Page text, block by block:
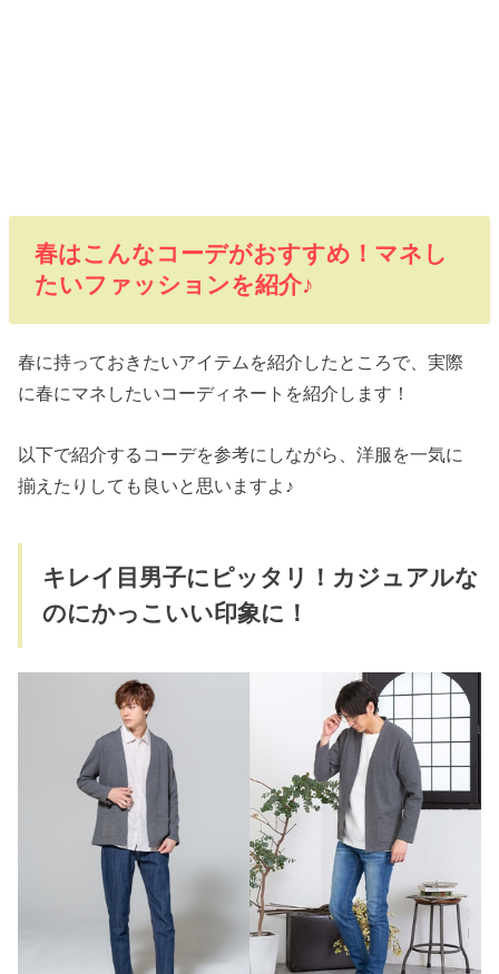
春はこんなコーデがおすすめ！マネし
たいファッションを紹介♪
春に持っておきたいアイテムを紹介したところで、実際
に春にマネしたいコーディネートを紹介します！
以下で紹介するコーデを参考にしながら、洋服を一気に
揃えたりしても良いと思いますよ♪
キレイ目男子にピッタリ！カジュアルな
のにかっこいい印象に！